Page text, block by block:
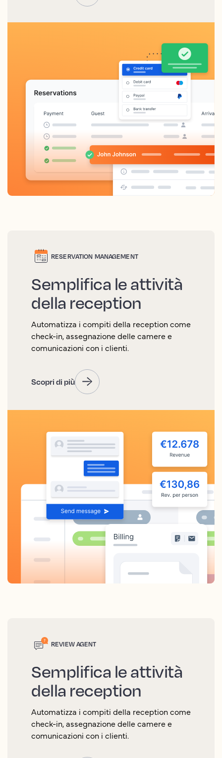
RESERVATION MANAGEMENT
Semplifica le attività
della reception
Automatizza i compiti della reception come
check-in, assegnazione delle camere e
comunicazioni con i clienti.
Scopri di più
REVIEW AGENT
Semplifica le attività
della reception
Automatizza i compiti della reception come
check-in, assegnazione delle camere e
comunicazioni con i clienti.